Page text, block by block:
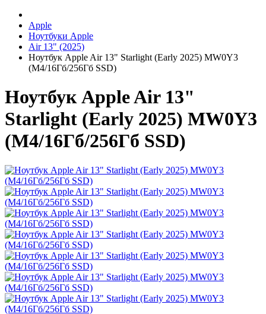
Apple
Ноутбуки Apple
Air 13" (2025)
Ноутбук Apple Air 13" Starlight (Early 2025) MW0Y3
(M4/16Гб/256Гб SSD)
Ноутбук Apple Air 13"
Starlight (Early 2025) MW0Y3
(M4/16Гб/256Гб SSD)